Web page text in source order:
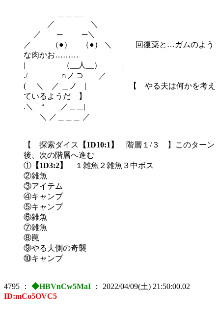
／ ＼
／ ─ ─＼
／ （●） （●） ＼ 回復薬と…ガムのよう
な肉かお………
| （__人__） |
./ ∩ノ ⊃ ／
( ＼ ／ ＿ノ | | 【 やる夫は何かを考え
ているようだ 】
.＼ “ ／＿＿| |
＼ ／＿＿＿ ／
【 探索ダイス 【1D10:1】
階層１/３ 】このターン
後、次の階層へ進む
① 【1D3:2】
１雑魚２雑魚３中ボス
②雑魚
③アイテム
④キャンプ
⑤キャンプ
⑥雑魚
⑦雑魚
⑧罠
⑨やる夫側の奇襲
⑩キャンプ
4795 ： ◆HBVnCw5MaI ： 2022/04/09(土) 21:50:00.02
ID:mCo5OVC5